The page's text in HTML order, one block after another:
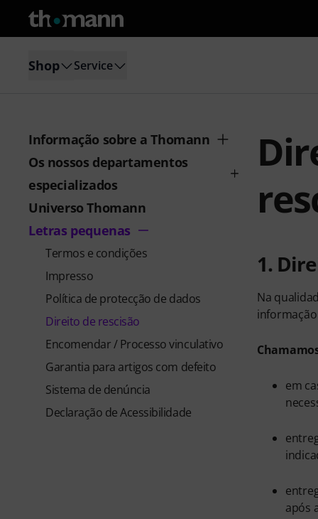
Shop Service
Informação sobre a Thomann
Os nossos departamentos
especializados
Universo Thomann
Letras pequenas
Termos e condições
Impresso
Política de protecção de dados
Direito de rescisão
Encomendar / Processo vinculativo
Garantia para artigos com defeito
Sistema de denúncia
Declaração de Acessibilidade
1.
Na
em
após